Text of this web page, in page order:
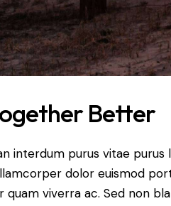
Better
interdum purus vitae
dolor euismod
quam viverra ac. Sed non